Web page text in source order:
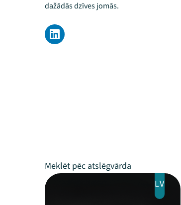
dažādās dzīves jomās.
LV